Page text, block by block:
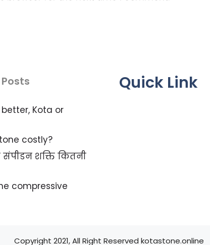
Kota or
costly?
संपीडन शक्ति कितनी
compressive
Quick Link
Copyright 2021, All Right Reserved kotastone.online